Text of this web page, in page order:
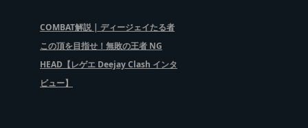
COMBAT解説 | ディージェイたる者
この頂を目指せ！無敗の王者 NG
HEAD【レゲエ Deejay Clash インタ
ビュー】